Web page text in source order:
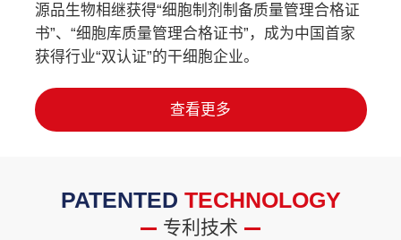
源品生物相继获得“细胞制剂制备质量管理合格证
书”、“细胞库质量管理合格证书”，成为中国首家
获得行业“双认证”的干细胞企业。
查看更多
PATENTED TECHNOLOGY
专利技术